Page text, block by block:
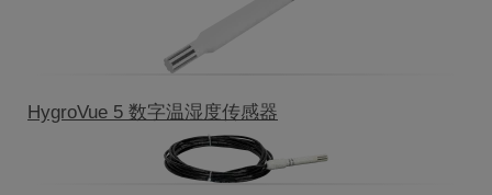
HygroVue 5 数字温湿度传感器